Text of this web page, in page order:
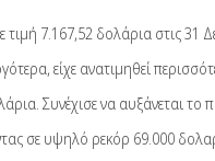
τιμή 7.167,52 δολάρια στις 31
είχε ανατιμηθεί
Συνέχισε να αυξάνεται
σε υψηλό ρεκόρ 69.000